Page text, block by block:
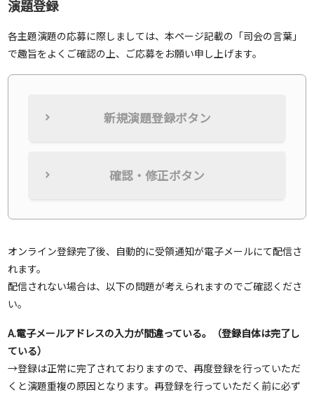
演題登録
各主題演題の応募に際しましては、本ページ記載の「司会の言葉」
で趣旨をよくご確認の上、ご応募をお願い申し上げます。
新規演題登録ボタン
確認・修正ボタン
オンライン登録完了後、自動的に受領通知が電子メールにて配信さ
れます。
配信されない場合は、以下の問題が考えられますのでご確認くださ
い。
A.電子メールアドレスの入力が間違っている。（登録自体は完了し
ている）
→登録は正常に完了されておりますので、再度登録を行っていただ
くと演題重複の原因となります。再登録を行っていただく前に必ず